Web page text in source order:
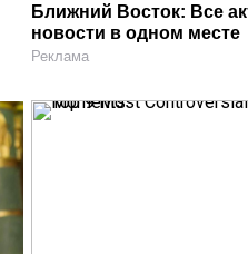
Ближний Восток: Все
новости в одном месте
Реклама